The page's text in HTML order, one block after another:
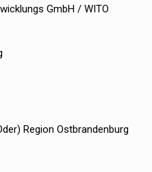
GmbH / WITO
Region Ostbrandenburg